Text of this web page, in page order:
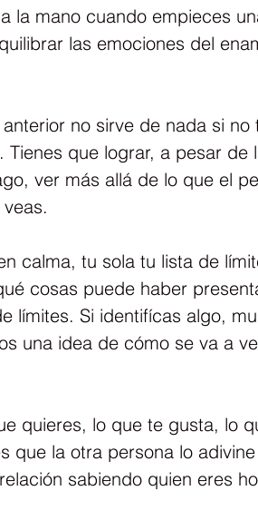
la mano cuando empieces
las emociones del
no sirve de nada si no
que lograr, a pesar de
ver más allá de lo que el
calma, tu sola tu lista de
cosas puede haber
límites. Si identifícas algo,
una idea de cómo se va a
quieres, lo que te gusta, lo
que la otra persona lo
sabiendo quien eres